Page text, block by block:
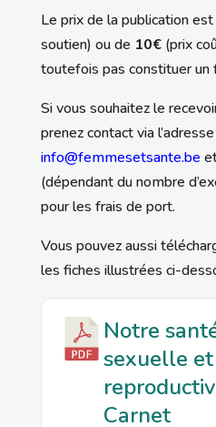
Le prix de la publication
soutien) ou de 10€(prix
toutefois pas constituer un
Si vous souhaitez le
prenez contact via l’adresse
info@femmesetsante.be
(dépendant du nombre
pour les frais de port.
Vous pouvez aussi
les fiches illustrées ci-
Notre
sexuelle et
Carnet